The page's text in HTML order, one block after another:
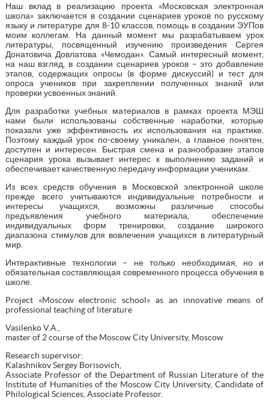
Наш вклад в реализацию проекта «Московская электронная
школа» заключается в создании сценариев уроков по русскому
языку и литературе для 8-10 классов, помощь в создании ЭУПов
моим коллегам. На данный момент мы разрабатываем урок
литературы, посвященный изучению произведения Сергея
Донатовича Довлатова «Чемодан». Самый интересный момент,
на наш взгляд, в создании сценариев уроков – это добавление
этапов, содержащих опросы (в форме дискуссий) и тест для
опроса учеников при закреплении полученных знаний или
проверки усвоенных знаний.
Для разработки учебных материалов в рамках проекта МЭШ
нами были использованы собственные наработки, которые
показали уже эффективность их использования на практике.
Поэтому каждый урок по-своему уникален, а главное понятен,
доступен и интересен. Быстрая смена и разнообразие этапов
сценария урока вызывает интерес к выполнению заданий и
обеспечивает качественную передачу информации ученикам.
Из всех средств обучения в Московской электронной школе
прежде всего учитываются индивидуальные потребности и
интересы учащихся, возможны различные способы
предъявления учебного материала, обеспечение
индивидуальных форм тренировки, создание широкого
диапазона стимулов для вовлечения учащихся в литературный
мир.
Интерактивные технологии – не только необходимая, но и
обязательная составляющая современного процесса обучения в
школе.
Project «Moscow electronic school» as an innovative means of
professional teaching of literature
Vasilenko V.A.,
master of 2 course of the Moscow City University, Moscow
Research supervisor:
Kalashnikov Sergey Borisovich,
Associate Professor of the Department of Russian Literature of the
Institute of Humanities of the Moscow City University, Candidate of
Philological Sciences, Associate Professor.